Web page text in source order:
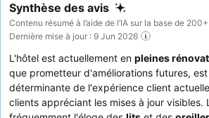
Synthèse des avis
Contenu résumé à l’aide de l’IA sur la base de
Dernière mise à jour : 9 Jun 2026
L'hôtel est actuellement en pleines
que prometteur d'améliorations futures,
déterminante de l'expérience client
clients appréciant les mises à jour visibles.